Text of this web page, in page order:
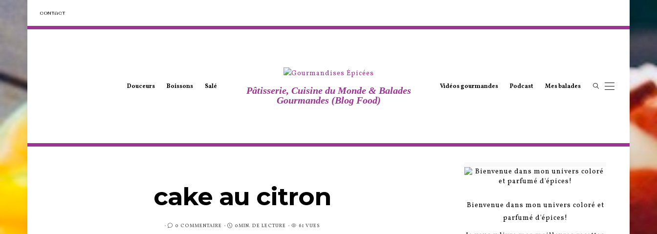
CONTACT
Douceurs Boissons Salé
Pâtisserie, Cuisine du Monde & Balades
Gourmandes (Blog Food)
Vidéos gourmandes Podcast Mes balades
cake au citron
PUBLIÉ0 COMMENTAIRE 0MIN. DE LECTURE 61 VUES
Bienvenue dans mon univers coloré et
parfumé d'épices!